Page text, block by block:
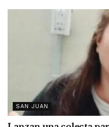
SAN JUAN